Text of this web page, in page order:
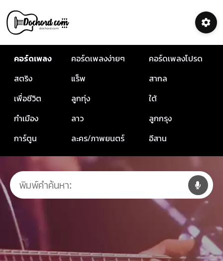
คอร์ดเพลง คอร์ดเพลงง่ายๆ
คอร์ดเพลงโปรด
สตริง
แร็พ
สากล
เพื่อชีวิต
ลูกทุ่ง
ใต้
กำเมือง
ลาว
ลูกกรุง
การ์ตูน
ละคร/ภาพยนตร์ อีสาน